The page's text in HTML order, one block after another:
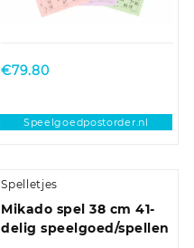
€79.80
Speelgoedpostorder.nl
Spelletjes
Mikado spel 38 cm 41-
delig speelgoed/spellen